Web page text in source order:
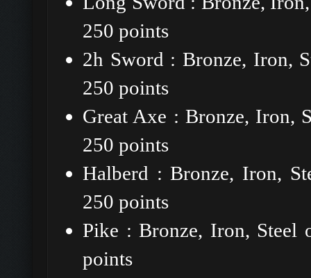
250 points
2h Sword : Bronze, Iron,
250 points
Great Axe : Bronze, Iron,
250 points
Halberd : Bronze, Iron,
250 points
Pike : Bronze, Iron, Steel
points